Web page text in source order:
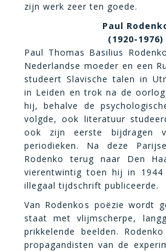
zijn werk zeer ten goede.
Paul
(1920-1976)
Paul Thomas Basilius
Nederlandse moeder en een
studeert Slavische talen in
in Leiden en trok na de
hij, behalve de
volgde, ook literatuur
ook zijn eerste bijdragen
periodieken. Na deze
Rodenko terug naar Den
vierentwintig toen hij in
illegaal tijdschrift publiceerde.
Van Rodenkos poëzie wordt
staat met vlijmscherpe,
prikkelende beelden.
propagandisten van de